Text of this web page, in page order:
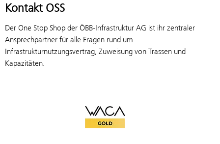
Kontakt OSS
Der One Stop Shop der ÖBB-Infrastruktur AG ist ihr zentraler
Ansprechpartner für alle Fragen rund um
Infrastrukturnutzungsvertrag, Zuweisung von Trassen und
Kapazitäten.
WACA Gold